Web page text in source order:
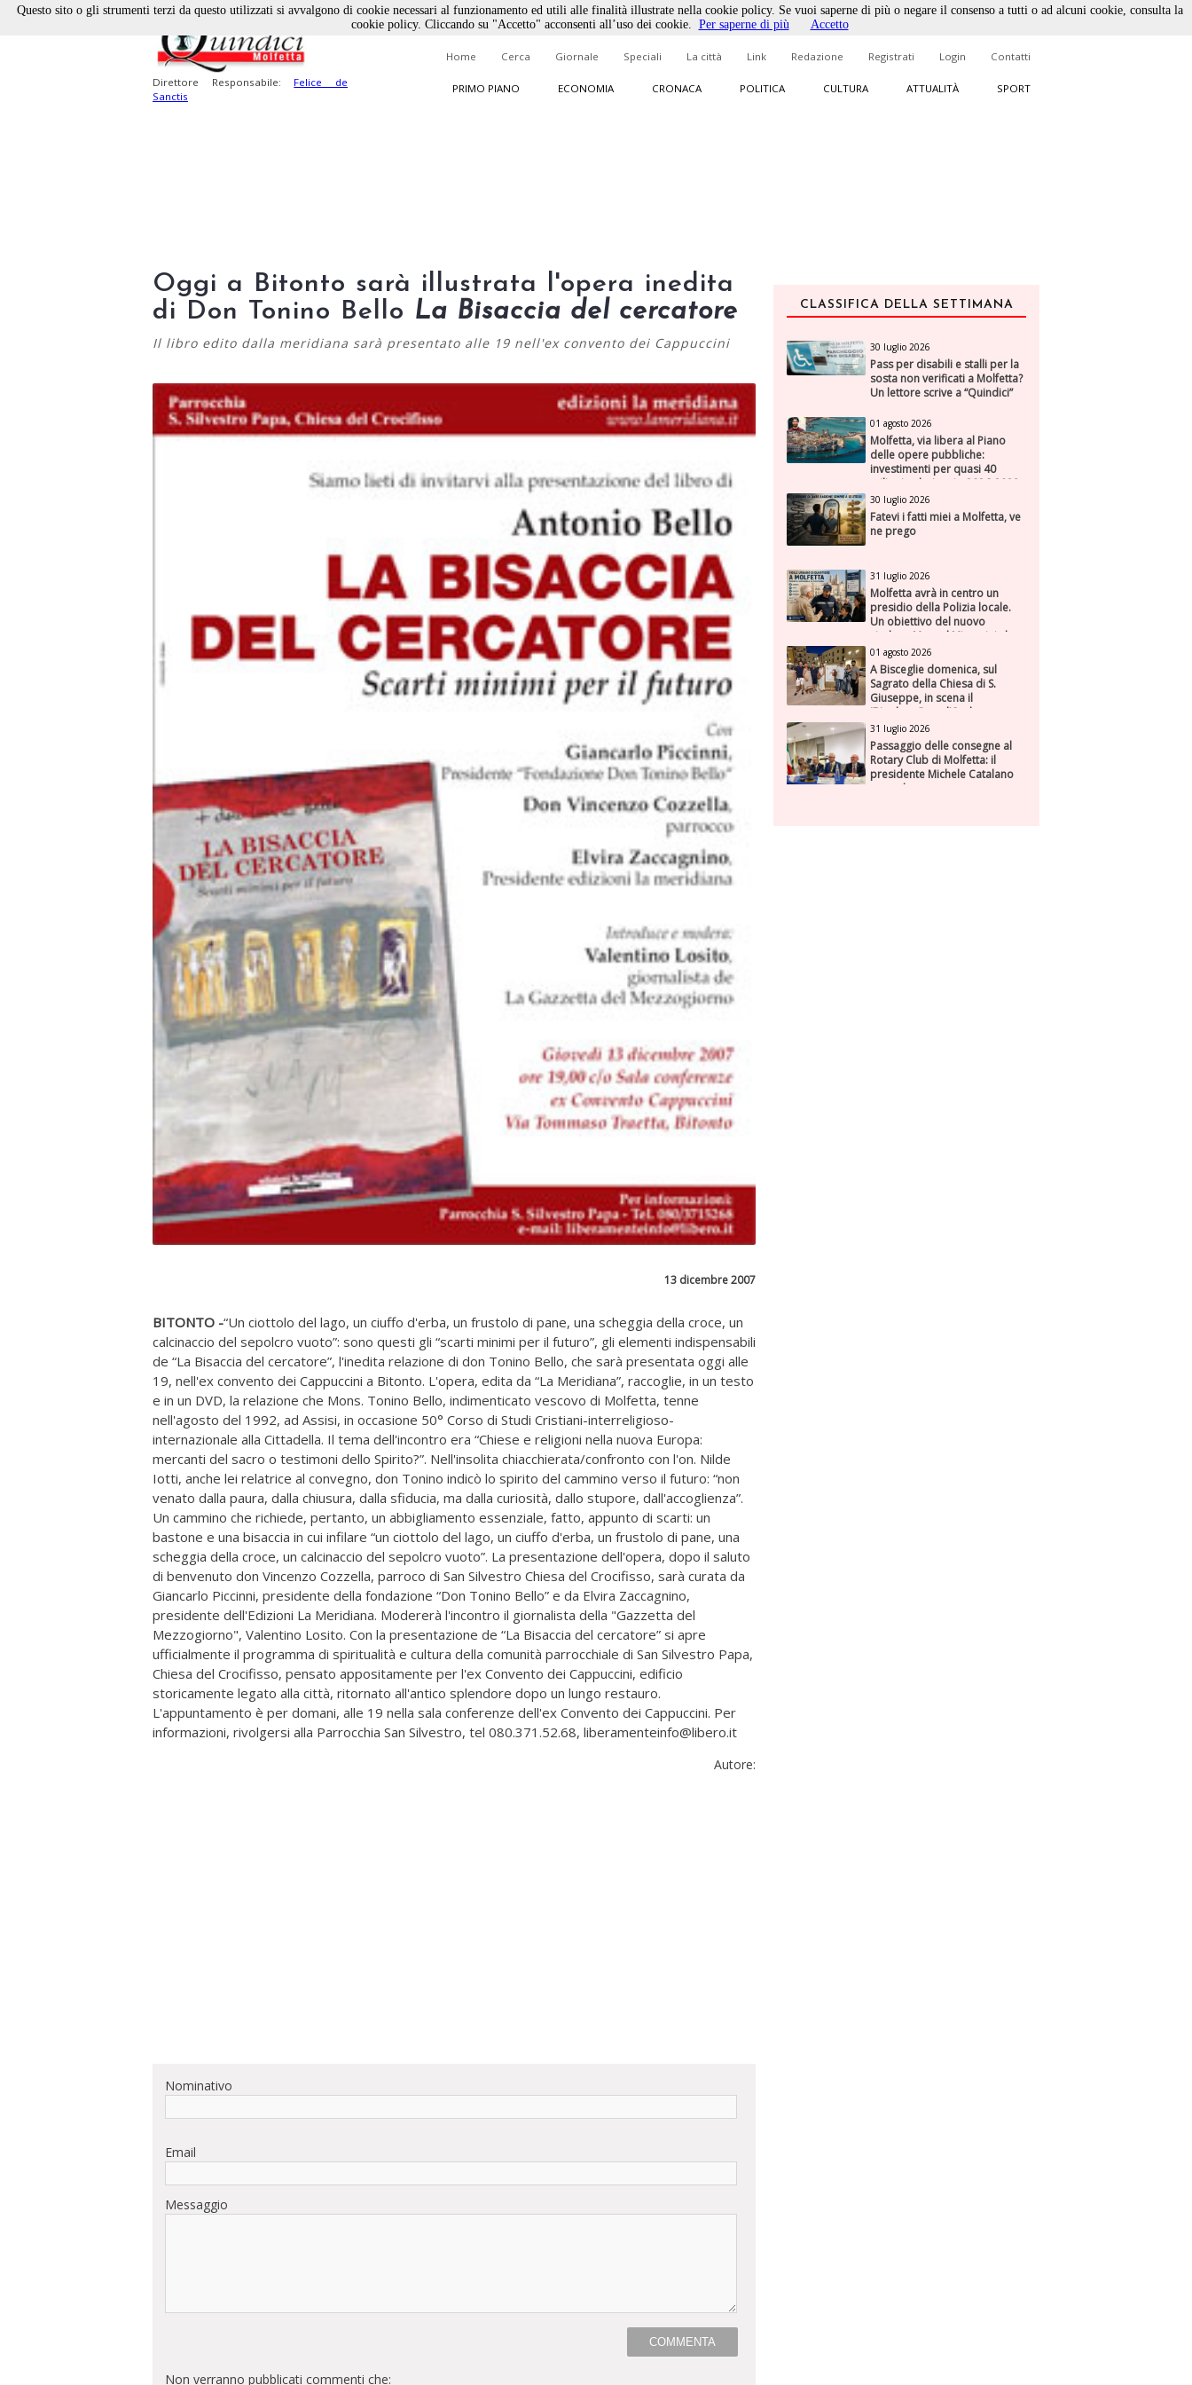
Direttore Responsabile: Felice de
Sanctis
Home Cerca Giornale Speciali La città Link Redazione Registrati Login Contatti
PRIMO PIANO ECONOMIA CRONACA POLITICA CULTURA ATTUALITÀ SPORT
Oggi a Bitonto sarà illustrata l'opera inedita
di Don Tonino Bello La Bisaccia del cercatore
Il libro edito dalla meridiana sarà presentato alle 19 nell'ex convento dei Cappuccini
13 dicembre 2007
BITONTO -“Un ciottolo del lago, un ciuffo d'erba, un frustolo di pane, una scheggia della croce, un
calcinaccio del sepolcro vuoto”: sono questi gli “scarti minimi per il futuro”, gli elementi indispensabili
de “La Bisaccia del cercatore”, l'inedita relazione di don Tonino Bello, che sarà presentata oggi alle
19, nell'ex convento dei Cappuccini a Bitonto. L'opera, edita da “La Meridiana”, raccoglie, in un testo
e in un DVD, la relazione che Mons. Tonino Bello, indimenticato vescovo di Molfetta, tenne
nell'agosto del 1992, ad Assisi, in occasione 50° Corso di Studi Cristiani-interreligioso-
internazionale alla Cittadella. Il tema dell'incontro era “Chiese e religioni nella nuova Europa:
mercanti del sacro o testimoni dello Spirito?”. Nell'insolita chiacchierata/confronto con l'on. Nilde
Iotti, anche lei relatrice al convegno, don Tonino indicò lo spirito del cammino verso il futuro: “non
venato dalla paura, dalla chiusura, dalla sfiducia, ma dalla curiosità, dallo stupore, dall'accoglienza”.
Un cammino che richiede, pertanto, un abbigliamento essenziale, fatto, appunto di scarti: un
bastone e una bisaccia in cui infilare “un ciottolo del lago, un ciuffo d'erba, un frustolo di pane, una
scheggia della croce, un calcinaccio del sepolcro vuoto”. La presentazione dell'opera, dopo il saluto
di benvenuto don Vincenzo Cozzella, parroco di San Silvestro Chiesa del Crocifisso, sarà curata da
Giancarlo Piccinni, presidente della fondazione “Don Tonino Bello” e da Elvira Zaccagnino,
presidente dell'Edizioni La Meridiana. Modererà l'incontro il giornalista della "Gazzetta del
Mezzogiorno", Valentino Losito. Con la presentazione de “La Bisaccia del cercatore” si apre
ufficialmente il programma di spiritualità e cultura della comunità parrocchiale di San Silvestro Papa,
Chiesa del Crocifisso, pensato appositamente per l'ex Convento dei Cappuccini, edificio
storicamente legato alla città, ritornato all'antico splendore dopo un lungo restauro.
L'appuntamento è per domani, alle 19 nella sala conferenze dell'ex Convento dei Cappuccini. Per
informazioni, rivolgersi alla Parrocchia San Silvestro, tel 080.371.52.68, liberamenteinfo@libero.it
Autore:
Nominativo
Email
Messaggio
Non verranno pubblicati commenti che:
CLASSIFICA DELLA SETTIMANA
30 luglio 2026
Pass per disabili e stalli per la
sosta non verificati a Molfetta?
Un lettore scrive a “Quindici”
01 agosto 2026
Molfetta, via libera al Piano
delle opere pubbliche:
investimenti per quasi 40
milioni nel triennio 2026-2028
30 luglio 2026
Fatevi i fatti miei a Molfetta, ve
ne prego
31 luglio 2026
Molfetta avrà in centro un
presidio della Polizia locale.
Un obiettivo del nuovo
sindaco Manuel Minervini che
diviene realtà, con la speranza
di maggiore efficienza e
presenza sul territorio
01 agosto 2026
A Bisceglie domenica, sul
Sagrato della Chiesa di S.
Giuseppe, in scena il
“Rigoletto” con l’Orchestra
Sinfonica Federiciana
31 luglio 2026
Passaggio delle consegne al
Rotary Club di Molfetta: il
presidente Michele Catalano
succede a se stesso
Questo sito o gli strumenti terzi da questo utilizzati si avvalgono di cookie necessari al funzionamento ed utili alle finalità illustrate nella cookie policy. Se vuoi saperne di più o negare il consenso a tutti o ad alcuni cookie, consulta la
cookie policy. Cliccando su "Accetto" acconsenti all’uso dei cookie. Per saperne di più Accetto